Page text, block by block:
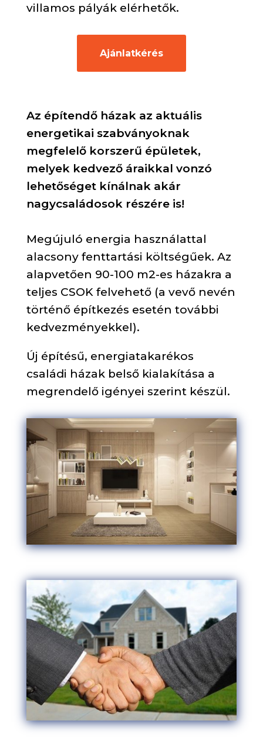
villamos pályák elérhetők.
Ajánlatkérés
Az építendő házak az aktuális
energetikai szabványoknak
megfelelő korszerű épületek,
melyek kedvező áraikkal vonzó
lehetőséget kínálnak akár
nagycsaládosok részére is!
Megújuló energia használattal
alacsony fenttartási költségűek. Az
alapvetően 90-100 m2-es házakra a
teljes CSOK felvehető (a vevő nevén
történő építkezés esetén további
kedvezményekkel).
Új építésű, energiatakarékos
családi házak belső kialakítása a
megrendelő igényei szerint készül.